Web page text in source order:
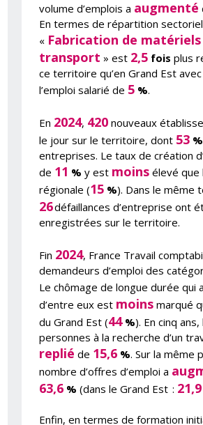
volume d’emplois a augmenté
En termes de répartition
« Fabrication de matériels
transport » est 2,5 fois plus
ce territoire qu’en Grand Est
l’emploi salarié de 5 %.
En 2024, 420 nouveaux
le jour sur le territoire, dont 53 %
entreprises. Le taux de création
de 11 % y est moins élevé que
régionale (15 %). Dans le même
26défaillances d’entreprise ont
enregistrées sur le territoire.
Fin 2024, France Travail
demandeurs d’emploi des
Le chômage de longue durée qui
d’entre eux est moins marqué
du Grand Est (44%). En cinq
personnes à la recherche d’un
replié de 15,6 %. Sur la même
nombre d’offres d’emploi a
63,6 % (dans le Grand Est : 21,9
Enfin, en termes de formation